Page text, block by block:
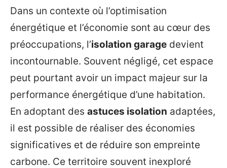
Dans un contexte où l’optimisation
énergétique et l’économie sont au cœur des
préoccupations, l’isolation garage devient
incontournable. Souvent négligé, cet espace
peut pourtant avoir un impact majeur sur la
performance énergétique d’une habitation.
En adoptant des astuces isolation adaptées,
il est possible de réaliser des économies
significatives et de réduire son empreinte
carbone. Ce territoire souvent inexploré